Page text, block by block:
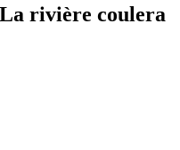
rivière coulera